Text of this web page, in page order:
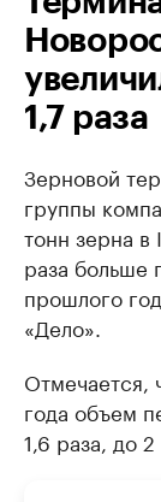
1,7 раза
Зерновой
группы
тонн зерна в
раза больше
прошлого
«Дело».
Отмечается,
года объем
1,6 раза, до